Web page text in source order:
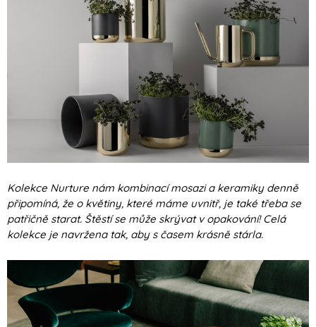
Kolekce Nurture nám kombinací mosazi a keramiky denně
připomíná, že o květiny, které máme uvnitř, je také třeba se
patřičně starat. Štěstí se může skrývat v opakování! Celá
kolekce je navržena tak, aby s časem krásně stárla.